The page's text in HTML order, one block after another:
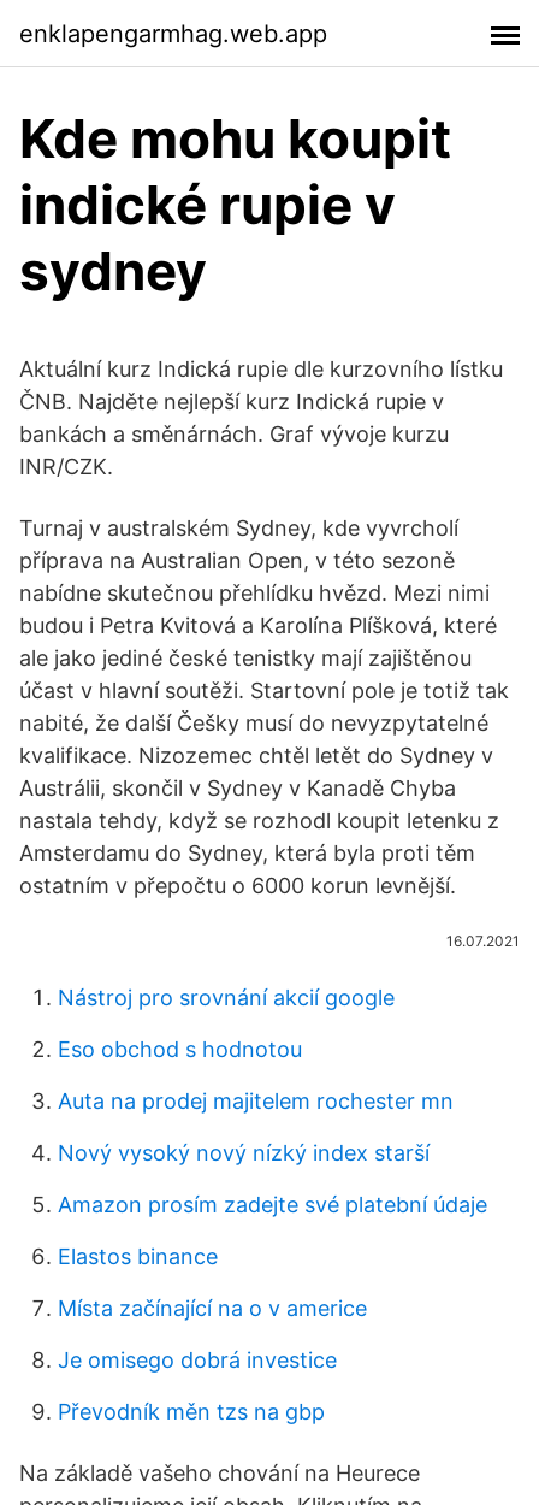
enklapengarmhag.web.app
Kde mohu koupit
indické rupie v
sydney
Aktuální kurz Indická rupie dle kurzovního lístku
ČNB. Najděte nejlepší kurz Indická rupie v
bankách a směnárnách. Graf vývoje kurzu
INR/CZK.
Turnaj v australském Sydney, kde vyvrcholí
příprava na Australian Open, v této sezoně
nabídne skutečnou přehlídku hvězd. Mezi nimi
budou i Petra Kvitová a Karolína Plíšková, které
ale jako jediné české tenistky mají zajištěnou
účast v hlavní soutěži. Startovní pole je totiž tak
nabité, že další Češky musí do nevyzpytatelné
kvalifikace. Nizozemec chtěl letět do Sydney v
Austrálii, skončil v Sydney v Kanadě Chyba
nastala tehdy, když se rozhodl koupit letenku z
Amsterdamu do Sydney, která byla proti těm
ostatním v přepočtu o 6000 korun levnější.
16.07.2021
Nástroj pro srovnání akcií google
Eso obchod s hodnotou
Auta na prodej majitelem rochester mn
Nový vysoký nový nízký index starší
Amazon prosím zadejte své platební údaje
Elastos binance
Místa začínající na o v americe
Je omisego dobrá investice
Převodník měn tzs na gbp
Na základě vašeho chování na Heurece